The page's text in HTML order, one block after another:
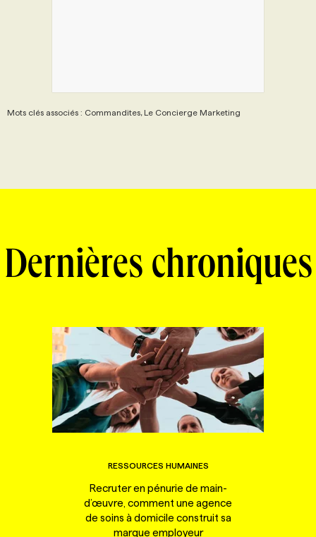
Mots clés associés : Commandites, Le Concierge Marketing
Dernières chroniques
RESSOURCES HUMAINES
Recruter en pénurie de main-
d’œuvre, comment une agence
de soins à domicile construit sa
marque employeur